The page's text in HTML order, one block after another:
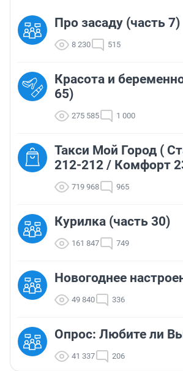
Про засаду (часть 7)
8 230 515
Красота и
65)
275 585 1 000
Такси Мой Город (
212-212 / Комфорт
719 968 965
Курилка (часть 30)
161 847 749
Новогоднее
49 840 336
Опрос: Любите ли
41 337 206